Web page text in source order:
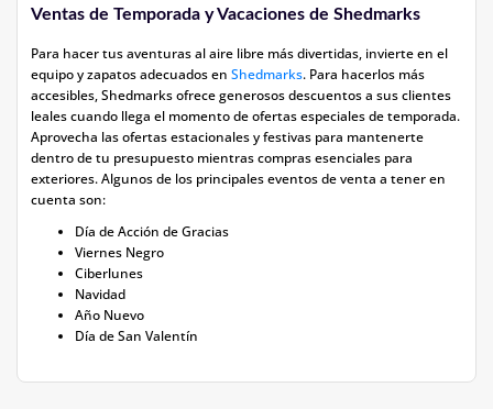
Ventas de Temporada y Vacaciones de Shedmarks
Para hacer tus aventuras al aire libre más divertidas, invierte en el
equipo y zapatos adecuados en Shedmarks. Para hacerlos más
accesibles, Shedmarks ofrece generosos descuentos a sus clientes
leales cuando llega el momento de ofertas especiales de temporada.
Aprovecha las ofertas estacionales y festivas para mantenerte
dentro de tu presupuesto mientras compras esenciales para
exteriores. Algunos de los principales eventos de venta a tener en
cuenta son:
Día de Acción de Gracias
Viernes Negro
Ciberlunes
Navidad
Año Nuevo
Día de San Valentín